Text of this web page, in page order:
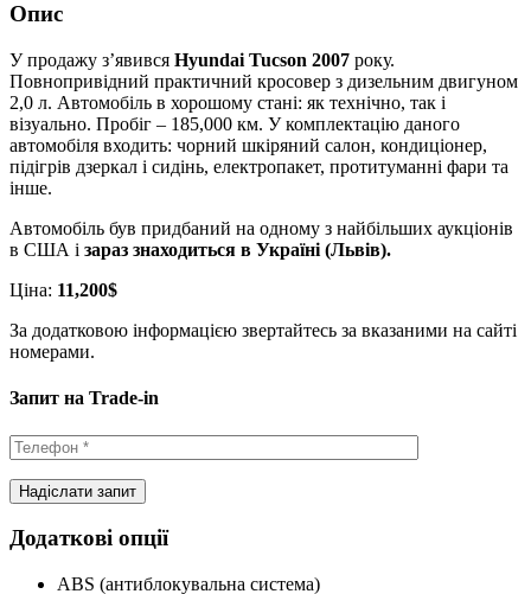
Опис
У продажу з’явився Hyundai Tucson 2007 року.
Повнопривідний практичний кросовер з дизельним двигуном
2,0 л. Автомобіль в хорошому стані: як технічно, так і
візуально. Пробіг – 185,000 км. У комплектацію даного
автомобіля входить: чорний шкіряний салон, кондиціонер,
підігрів дзеркал і сидінь, електропакет, протитуманні фари та
інше.
Автомобіль був придбаний на одному з найбільших аукціонів
в США і зараз знаходиться в Україні (Львів).
Ціна: 11,200$
За додатковою інформацією звертайтесь за вказаними на сайті
номерами.
Запит на Trade-in
Додаткові опції
ABS (антиблокувальна система)